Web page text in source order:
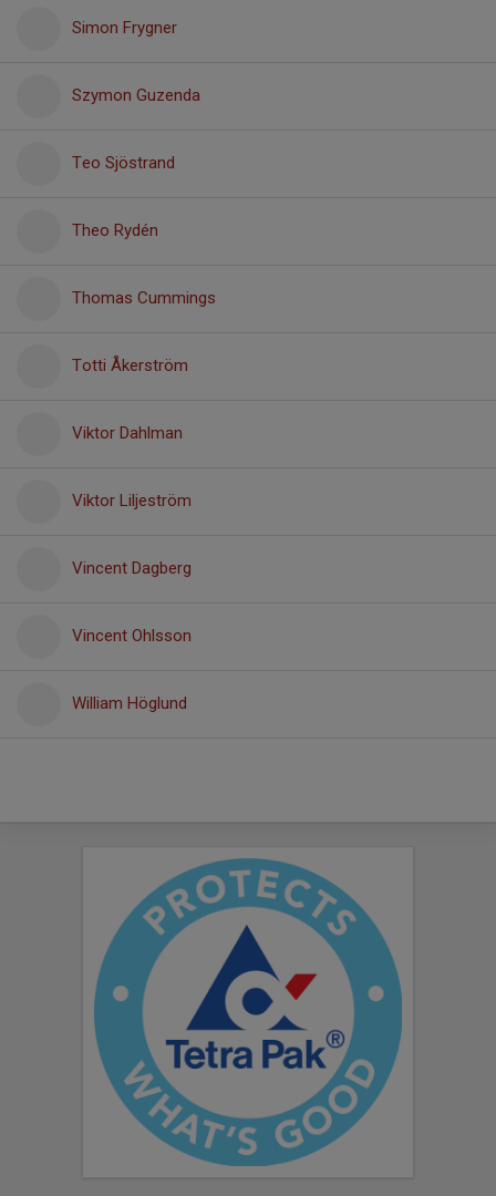
Simon Frygner
Szymon Guzenda
Teo Sjöstrand
Theo Rydén
Thomas Cummings
Totti Åkerström
Viktor Dahlman
Viktor Liljeström
Vincent Dagberg
Vincent Ohlsson
William Höglund